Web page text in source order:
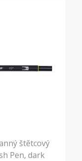
štětcový
Pen, dark